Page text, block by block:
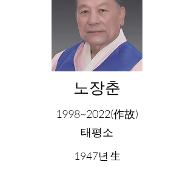
노장춘
1998~2022(作故)
태평소
1947년 生